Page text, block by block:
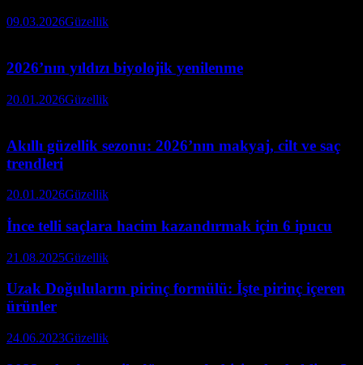
09.03.2026Güzellik
2026’nın yıldızı biyolojik yenilenme
20.01.2026Güzellik
Akıllı güzellik sezonu: 2026’nın makyaj, cilt ve saç
trendleri
20.01.2026Güzellik
İnce telli saçlara hacim kazandırmak için 6 ipucu
21.08.2025Güzellik
Uzak Doğuluların pirinç formülü: İşte pirinç içeren
ürünler
24.06.2023Güzellik